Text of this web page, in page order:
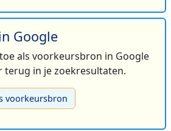
Google
als voorkeursbron in Google
terug in je zoekresultaten.
voorkeursbron